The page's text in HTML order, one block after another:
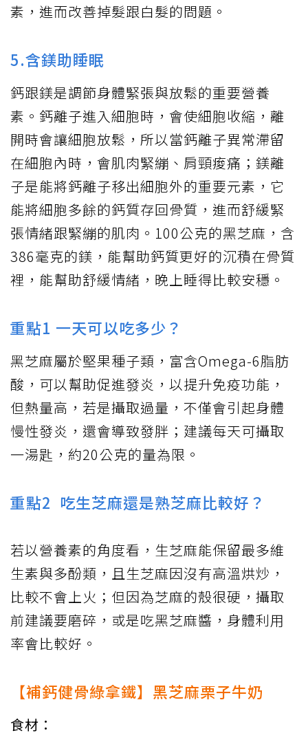
素，進而改善掉髮跟白髮的問題。
5.含鎂助睡眠
鈣跟鎂是調節身體緊張與放鬆的重要營養
素。鈣離子進入細胞時，會使細胞收縮，離
開時會讓細胞放鬆，所以當鈣離子異常滯留
在細胞內時，會肌肉緊繃、肩頸痠痛；鎂離
子是能將鈣離子移出細胞外的重要元素，它
能將細胞多餘的鈣質存回骨質，進而舒緩緊
張情緒跟緊繃的肌肉。100公克的黑芝麻，含
386毫克的鎂，能幫助鈣質更好的沉積在骨質
裡，能幫助舒緩情緒，晚上睡得比較安穩。
重點1 一天可以吃多少？
黑芝麻屬於堅果種子類，富含Omega-6脂肪
酸，可以幫助促進發炎，以提升免疫功能，
但熱量高，若是攝取過量，不僅會引起身體
慢性發炎，還會導致發胖；建議每天可攝取
一湯匙，約20公克的量為限。
重點2 吃生芝麻還是熟芝麻比較好？
若以營養素的角度看，生芝麻能保留最多維
生素與多酚類，且生芝麻因沒有高溫烘炒，
比較不會上火；但因為芝麻的殼很硬，攝取
前建議要磨碎，或是吃黑芝麻醬，身體利用
率會比較好。
【補鈣健骨綠拿鐵】黑芝麻栗子牛奶
食材：